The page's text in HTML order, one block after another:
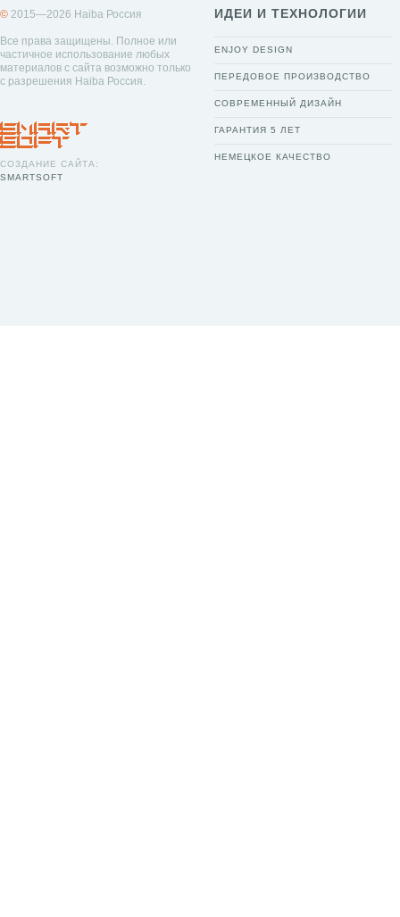
© 2015—2026 Haiba Россия
Все права защищены. Полное или
частичное использование любых
материалов с сайта возможно только
с разрешения Haiba Россия.
СОЗДАНИЕ САЙТА:
SMARTSOFT
ИДЕИ И ТЕХНОЛОГИИ
ENJOY DESIGN
ПЕРЕДОВОЕ ПРОИЗВОДСТВО
СОВРЕМЕННЫЙ ДИЗАЙН
ГАРАНТИЯ 5 ЛЕТ
НЕМЕЦКОЕ КАЧЕСТВО